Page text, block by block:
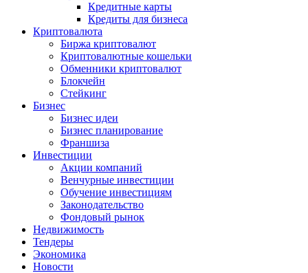
Кредитные карты
Кредиты для бизнеса
Криптовалюта
Биржа криптовалют
Криптовалютные кошельки
Обменники криптовалют
Блокчейн
Стейкинг
Бизнес
Бизнес идеи
Бизнес планирование
Франшиза
Инвестиции
Акции компаний
Венчурные инвестиции
Обучение инвестициям
Законодательство
Фондовый рынок
Недвижимость
Тендеры
Экономика
Новости